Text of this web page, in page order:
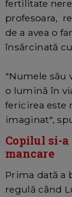
fertilitate
profesoara,
de a avea o
însărcinată
"Numele său
o lumină în
fericirea este
imaginat",
Copilul si-
mancare
Prima dată a
regulă când